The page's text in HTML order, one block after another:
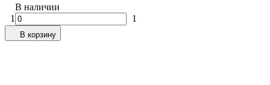
В наличии
1
1
В корзину